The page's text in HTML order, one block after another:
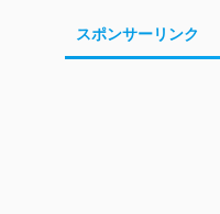
スポンサーリンク